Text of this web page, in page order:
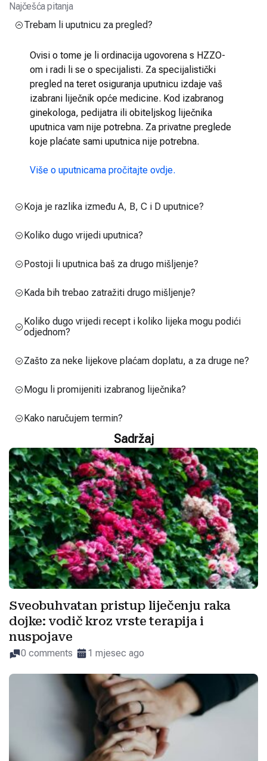
Najčešća pitanja
Trebam li uputnicu za pregled?
Ovisi o tome je li ordinacija ugovorena s HZZO-
om i radi li se o specijalisti. Za specijalistički
pregled na teret osiguranja uputnicu izdaje vaš
izabrani liječnik opće medicine. Kod izabranog
ginekologa, pedijatra ili obiteljskog liječnika
uputnica vam nije potrebna. Za privatne preglede
koje plaćate sami uputnica nije potrebna.
Više o uputnicama pročitajte ovdje.
Koja je razlika između A, B, C i D uputnice?
Koliko dugo vrijedi uputnica?
Postoji li uputnica baš za drugo mišljenje?
Kada bih trebao zatražiti drugo mišljenje?
Koliko dugo vrijedi recept i koliko lijeka mogu podići
odjednom?
Zašto za neke lijekove plaćam doplatu, a za druge ne?
Mogu li promijeniti izabranog liječnika?
Kako naručujem termin?
Sadržaj
Sveobuhvatan pristup liječenju raka
dojke: vodič kroz vrste terapija i
nuspojave
0 comments 1 mjesec ago